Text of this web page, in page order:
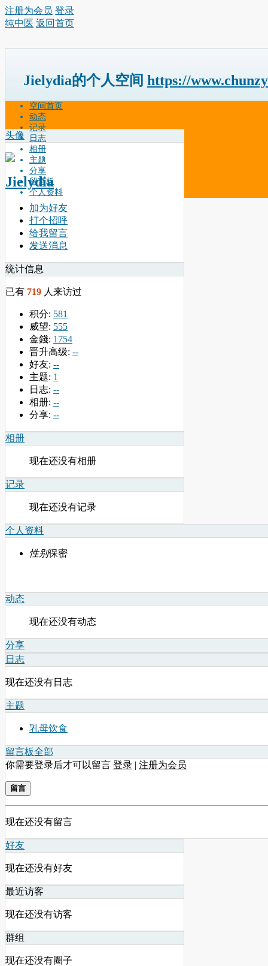
注册为会员 登录
纯中医 返回首页
Jielydia的个人空间 https://
空间首页
动态
记录
日志
相册
主题
分享
留言板
个人资料
头像
Jielydia
加为好友
打个招呼
给我留言
发送消息
统计信息
已有 719 人来访过
积分: 581
威望: 555
金錢: 1754
晋升高级: --
好友: --
主题: 1
日志: --
相册: --
分享: --
相册
现在还没有相册
记录
现在还没有记录
个人资料
性别保密
动态
现在还没有动态
分享
日志
现在还没有日志
主题
乳母饮食
留言板全部
你需要登录后才可以留言 登录 | 注册为会员
留言
现在还没有留言
好友
现在还没有好友
最近访客
现在还没有访客
群组
现在还没有圈子